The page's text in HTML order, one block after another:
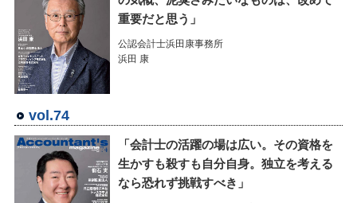
重要だと思う」
公認会計士浜田康事務所
浜田 康
vol.74
「会計士の活躍の場は広い。その資格を
生かすも殺すも自分自身。独立を考える
なら恐れず挑戦すべき」